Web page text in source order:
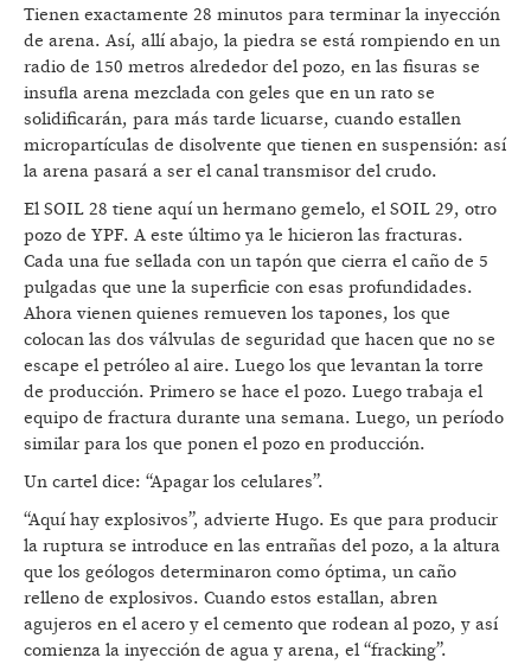
Tienen exactamente 28 minutos para terminar la inyección
de arena. Así, allí abajo, la piedra se está rompiendo en un
radio de 150 metros alrededor del pozo, en las fisuras se
insufla arena mezclada con geles que en un rato se
solidificarán, para más tarde licuarse, cuando estallen
micropartículas de disolvente que tienen en suspensión: así
la arena pasará a ser el canal transmisor del crudo.
El SOIL 28 tiene aquí un hermano gemelo, el SOIL 29, otro
pozo de YPF. A este último ya le hicieron las fracturas.
Cada una fue sellada con un tapón que cierra el caño de 5
pulgadas que une la superficie con esas profundidades.
Ahora vienen quienes remueven los tapones, los que
colocan las dos válvulas de seguridad que hacen que no se
escape el petróleo al aire. Luego los que levantan la torre
de producción. Primero se hace el pozo. Luego trabaja el
equipo de fractura durante una semana. Luego, un período
similar para los que ponen el pozo en producción.
Un cartel dice: “Apagar los celulares”.
“Aquí hay explosivos”, advierte Hugo. Es que para producir
la ruptura se introduce en las entrañas del pozo, a la altura
que los geólogos determinaron como óptima, un caño
relleno de explosivos. Cuando estos estallan, abren
agujeros en el acero y el cemento que rodean al pozo, y así
comienza la inyección de agua y arena, el “fracking”.